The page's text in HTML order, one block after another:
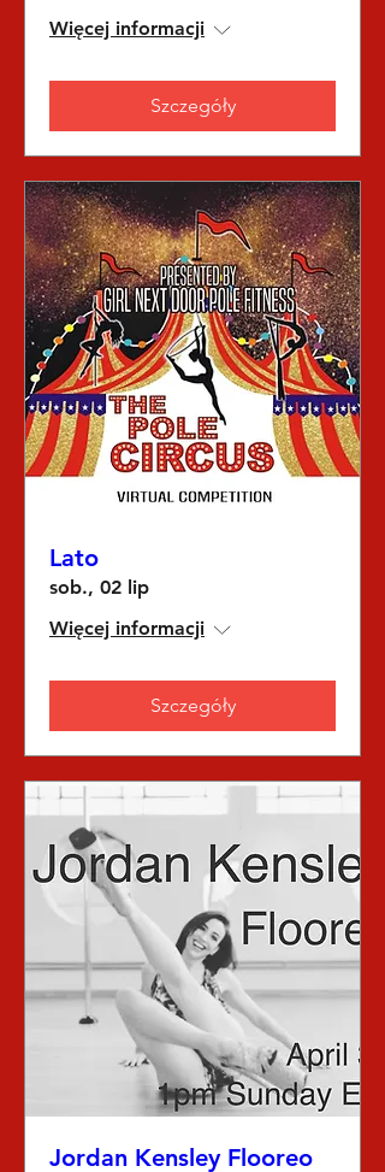
Więcej informacji
Szczegóły
Lato
sob., 02 lip
Więcej informacji
Szczegóły
Jordan Kensley Flooreo